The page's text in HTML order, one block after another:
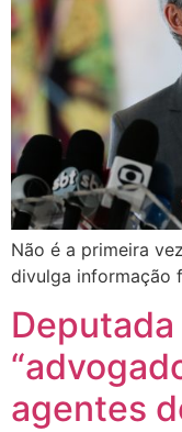
Não é a primeira
divulga informação
agentes